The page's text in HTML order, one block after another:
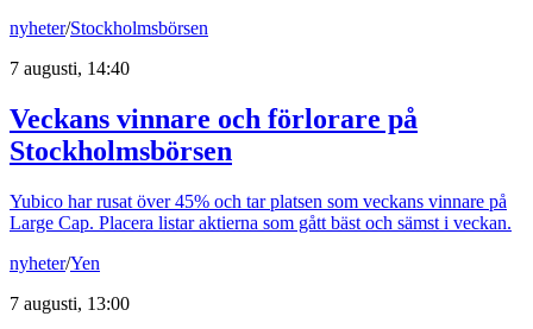
nyheter/Stockholmsbörsen
7 augusti, 14:40
Veckans vinnare och förlorare på
Stockholmsbörsen
Yubico har rusat över 45% och tar platsen som veckans vinnare på
Large Cap. Placera listar aktierna som gått bäst och sämst i veckan.
nyheter/Yen
7 augusti, 13:00